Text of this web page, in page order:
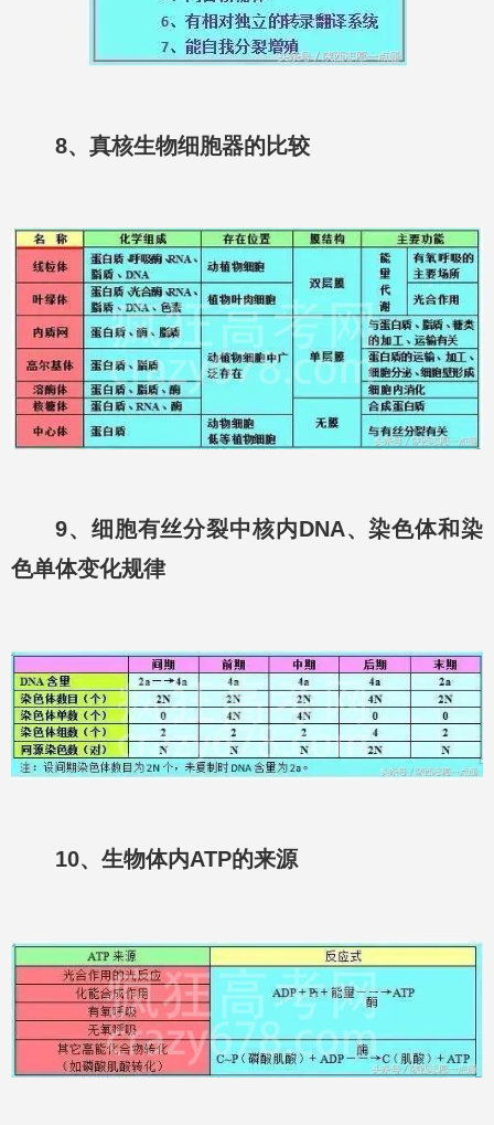
8、真核生物细胞器的比较
9、细胞有丝分裂中核内DNA、染色体和染
色单体变化规律
10、生物体内ATP的来源